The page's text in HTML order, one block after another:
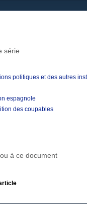
série
politiques et des autres
espagnole
des coupables
à ce document